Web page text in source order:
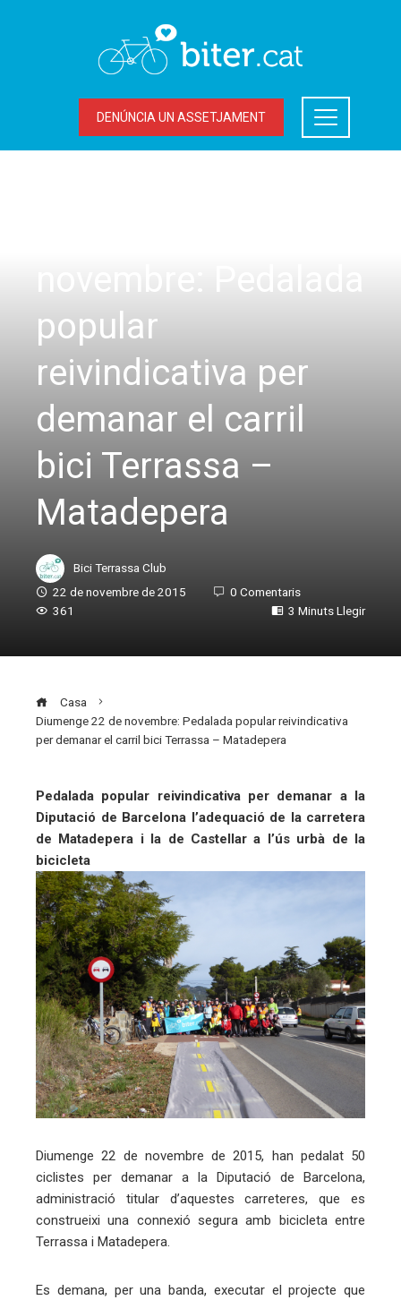
DENÚNCIA UN ASSETJAMENT
popular
reivindicativa per
demanar el carril
bici Terrassa –
Matadepera
Bici Terrassa Club
22 de novembre de 2015
0 Comentaris
361
3 Minuts Llegir
Casa
Diumenge 22 de novembre: Pedalada popular reivindicativa
per demanar el carril bici Terrassa – Matadepera
Pedalada popular reivindicativa per demanar a la
Diputació de Barcelona l’adequació de la carretera
de Matadepera i la de Castellar a l’ús urbà de la
bicicleta
Diumenge 22 de novembre de 2015, han pedalat 50
ciclistes per demanar a la Diputació de Barcelona,
administració titular d’aquestes carreteres, que es
construeixi una connexió segura amb bicicleta entre
Terrassa i Matadepera.
Es demana, per una banda, executar el projecte que